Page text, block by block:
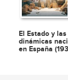
El Estado y las
dinámicas
en España